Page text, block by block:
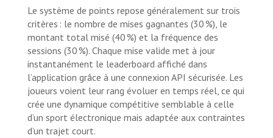
Le système de points repose généralement sur trois
critères : le nombre de mises gagnantes (30 %), le
montant total misé (40 %) et la fréquence des
sessions (30 %). Chaque mise valide met à jour
instantanément le leaderboard affiché dans
l’application grâce à une connexion API sécurisée. Les
joueurs voient leur rang évoluer en temps réel, ce qui
crée une dynamique compétitive semblable à celle
d’un sport électronique mais adaptée aux contraintes
d’un trajet court.